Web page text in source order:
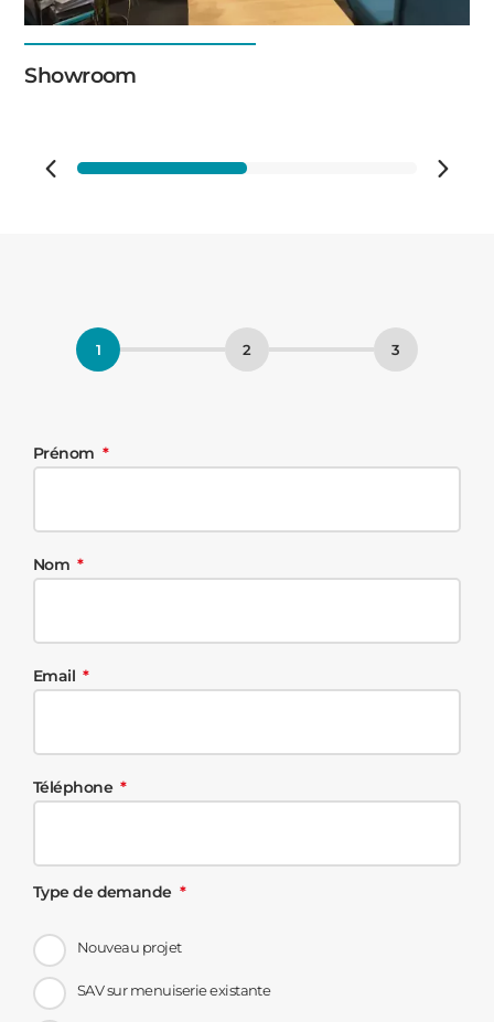
Showroom
Prénom
Nom
Email
Téléphone
Type de demande
Nouveau projet
SAV sur menuiserie existante